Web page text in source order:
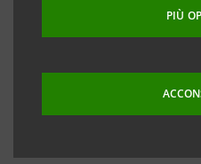
PIÙ
professioni, titoli di
studio permette confronti
Ogni anno l’Indagine
quest’anno i cosiddetti
il 1951 e il 1976. A